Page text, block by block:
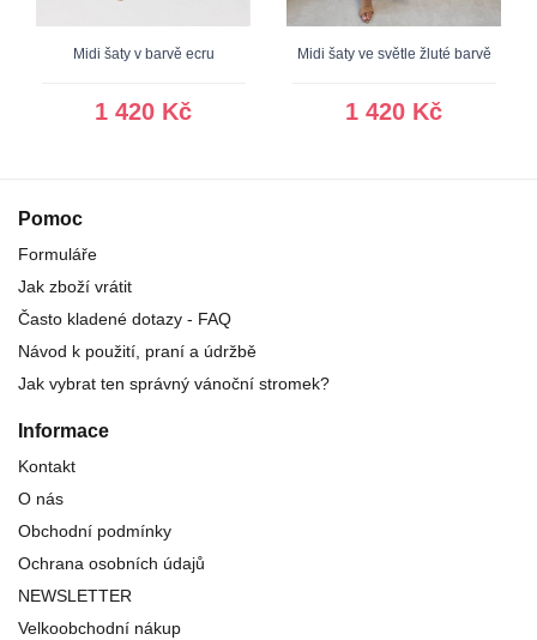
Midi šaty v barvě ecru
1 420 Kč
Midi šaty ve světle žluté barvě
1 420 Kč
Pomoc
Formuláře
Jak zboží vrátit
Často kladené dotazy - FAQ
Návod k použití, praní a údržbě
Jak vybrat ten správný vánoční stromek?
Informace
Kontakt
O nás
Obchodní podmínky
Ochrana osobních údajů
NEWSLETTER
Velkoobchodní nákup